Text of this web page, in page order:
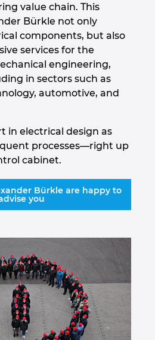
value chain. This
Bürkle not only
components, but also
services for the
engineering,
in sectors such as
automotive, and
in electrical design as
processes—right up
cabinet.
Bürkle are happy to
you